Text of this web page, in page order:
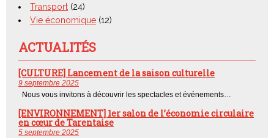
Transport (24)
Vie économique (12)
ACTUALITÉS
[CULTURE] Lancement de la saison culturelle
9 septembre 2025
Nous vous invitons à découvrir les spectacles et événements…
[ENVIRONNEMENT] 1er salon de l’économie circulaire
en cœur de Tarentaise
5 septembre 2025